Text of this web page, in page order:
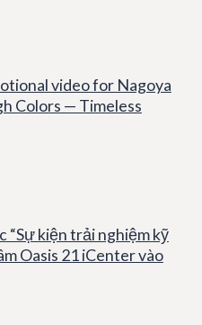
video for Nagoya
Colors — Timeless
“Sự kiện trải nghiệm kỹ
Oasis 21 iCenter vào